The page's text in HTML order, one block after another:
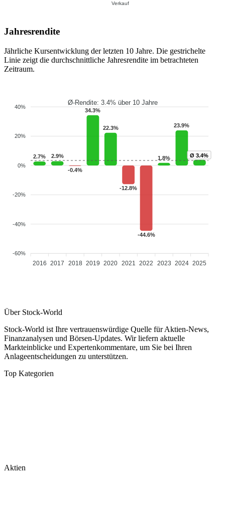
Verkauf
Jahresrendite
Jährliche Kursentwicklung der letzten 10 Jahre. Die gestrichelte
Linie zeigt die durchschnittliche Jahresrendite im betrachteten
Zeitraum.
Ø-Rendite: 3.4% über 10 Jahre
40%
20%
0%
-20%
-40%
-60%
2.7% 2.9%
-0.4%
34.3%
22.3%
-12.8%
-44.6%
1.8%
23.9%
3.8%
2016 2017 2018 2019 2020 2021 2022 2023 2024 2025
Ø 3.4%
Über Stock-World
Stock-World ist Ihre vertrauenswürdige Quelle für Aktien-News,
Finanzanalysen und Börsen-Updates. Wir liefern aktuelle
Markteinblicke und Expertenkommentare, um Sie bei Ihren
Anlageentscheidungen zu unterstützen.
Top Kategorien
Aktien